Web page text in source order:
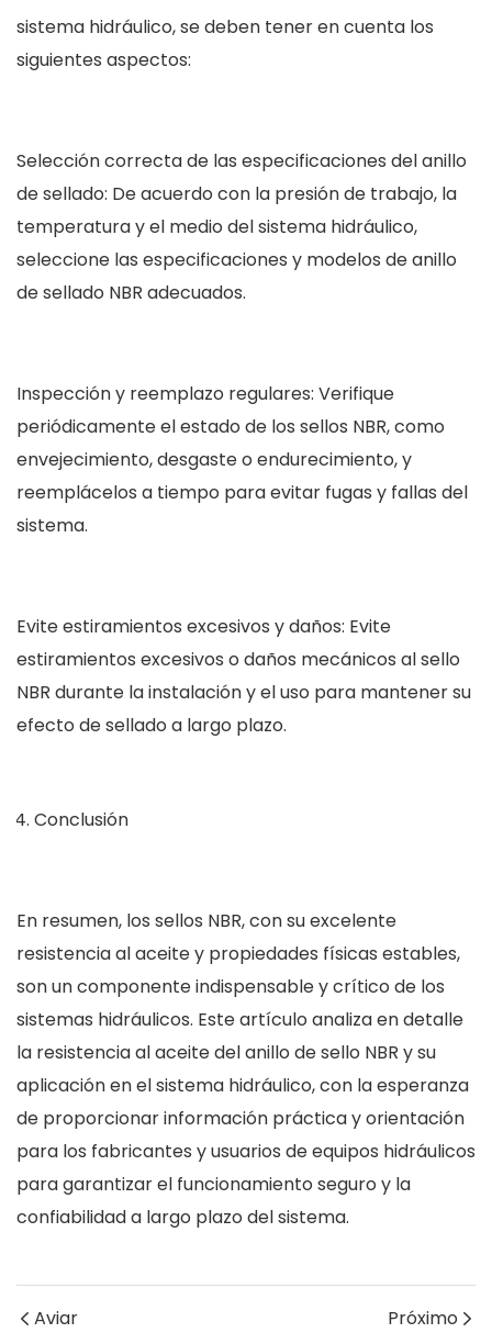
sistema hidráulico, se deben tener en cuenta los
siguientes aspectos:
Selección correcta de las especificaciones del anillo
de sellado: De acuerdo con la presión de trabajo, la
temperatura y el medio del sistema hidráulico,
seleccione las especificaciones y modelos de anillo
de sellado NBR adecuados.
Inspección y reemplazo regulares: Verifique
periódicamente el estado de los sellos NBR, como
envejecimiento, desgaste o endurecimiento, y
reemplácelos a tiempo para evitar fugas y fallas del
sistema.
Evite estiramientos excesivos y daños: Evite
estiramientos excesivos o daños mecánicos al sello
NBR durante la instalación y el uso para mantener su
efecto de sellado a largo plazo.
Conclusión
En resumen, los sellos NBR, con su excelente
resistencia al aceite y propiedades físicas estables,
son un componente indispensable y crítico de los
sistemas hidráulicos. Este artículo analiza en detalle
la resistencia al aceite del anillo de sello NBR y su
aplicación en el sistema hidráulico, con la esperanza
de proporcionar información práctica y orientación
para los fabricantes y usuarios de equipos hidráulicos
para garantizar el funcionamiento seguro y la
confiabilidad a largo plazo del sistema.
Aviar Próximo